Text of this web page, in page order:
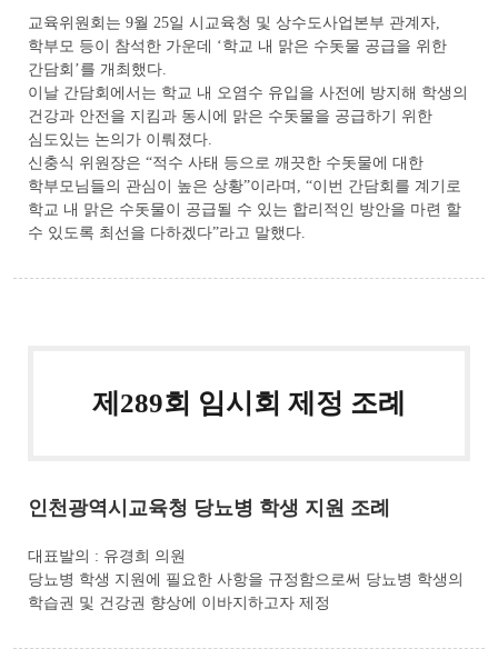
교육위원회는 9월 25일 시교육청 및 상수도사업본부 관계자,
학부모 등이 참석한 가운데 ‘학교 내 맑은 수돗물 공급을 위한
간담회’를 개최했다.
이날 간담회에서는 학교 내 오염수 유입을 사전에 방지해 학생의
건강과 안전을 지킴과 동시에 맑은 수돗물을 공급하기 위한
심도있는 논의가 이뤄졌다.
신충식 위원장은 “적수 사태 등으로 깨끗한 수돗물에 대한
학부모님들의 관심이 높은 상황”이라며, “이번 간담회를 계기로
학교 내 맑은 수돗물이 공급될 수 있는 합리적인 방안을 마련 할
수 있도록 최선을 다하겠다”라고 말했다.
제289회 임시회 제정 조례
인천광역시교육청 당뇨병 학생 지원 조례
대표발의 : 유경희 의원
당뇨병 학생 지원에 필요한 사항을 규정함으로써 당뇨병 학생의
학습권 및 건강권 향상에 이바지하고자 제정